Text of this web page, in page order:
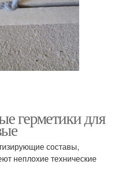
герметики для
составы,
неплохие технические